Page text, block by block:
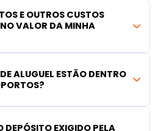
E OUTROS CUSTOS
VALOR DA MINHA
ALUGUEL ESTÃO DENTRO
DEPÓSITO EXIGIDO PELA